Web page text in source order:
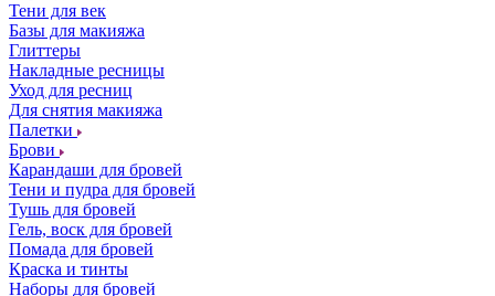
Тени для век
Базы для макияжа
Глиттеры
Накладные ресницы
Уход для ресниц
Для снятия макияжа
Палетки
Брови
Карандаши для бровей
Тени и пудра для бровей
Тушь для бровей
Гель, воск для бровей
Помада для бровей
Краска и тинты
Наборы для бровей